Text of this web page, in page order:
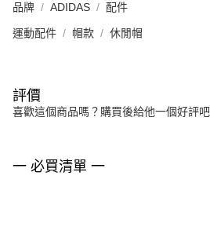
品牌 ADIDAS 配件
運動配件 帽款 休閒帽
評價
喜歡這個商品嗎？購買後給他一個好評吧
一 必買清單 一